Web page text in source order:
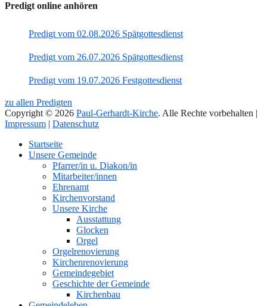
Predigt online anhören
Predigt vom 02.08.2026 Spätgottesdienst
Predigt vom 26.07.2026 Spätgottesdienst
Predigt vom 19.07.2026 Festgottesdienst
zu allen Predigten
Copyright © 2026 Paul-Gerhardt-Kirche. Alle Rechte vorbehalten |
Impressum | Datenschutz
oben
Startseite
Unsere Gemeinde
Pfarrer/in u. Diakon/in
Mitarbeiter/innen
Ehrenamt
Kirchenvorstand
Unsere Kirche
Ausstattung
Glocken
Orgel
Orgelrenovierung
Kirchenrenovierung
Gemeindegebiet
Geschichte der Gemeinde
Kirchenbau